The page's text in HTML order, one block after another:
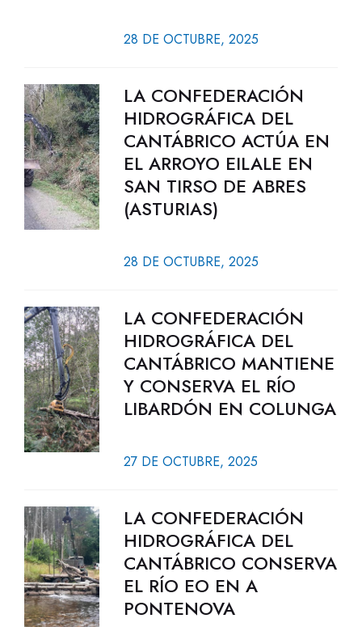
28 DE OCTUBRE, 2025
LA CONFEDERACIÓN
HIDROGRÁFICA DEL
CANTÁBRICO ACTÚA EN
EL ARROYO EILALE EN
SAN TIRSO DE ABRES
(ASTURIAS)
28 DE OCTUBRE, 2025
LA CONFEDERACIÓN
HIDROGRÁFICA DEL
CANTÁBRICO MANTIENE
Y CONSERVA EL RÍO
LIBARDÓN EN COLUNGA
27 DE OCTUBRE, 2025
LA CONFEDERACIÓN
HIDROGRÁFICA DEL
CANTÁBRICO CONSERVA
EL RÍO EO EN A
PONTENOVA